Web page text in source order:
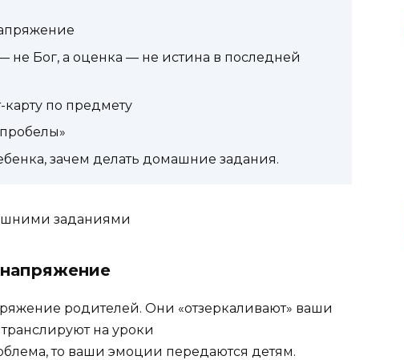
не Бог, а оценка — не истина в последней
карту по предмету
зачем делать домашние задания.
заданиями
родителей. Они «отзеркаливают» ваши
на уроки
то ваши эмоции передаются детям.